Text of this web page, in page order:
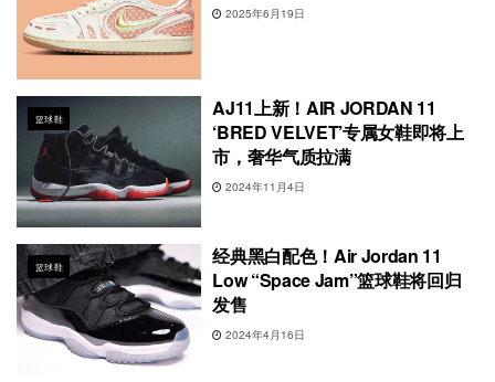
2025年6月19日
篮球鞋
AJ11上新！AIR JORDAN 11
‘BRED VELVET’专属女鞋即将上
市，奢华气质拉满
2024年11月4日
篮球鞋
经典黑白配色！Air Jordan 11
Low “Space Jam”篮球鞋将回归
发售
2024年4月16日